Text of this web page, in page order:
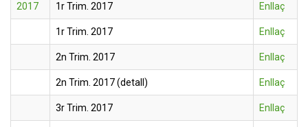
2017 1r Trim. 2017 Enllaç
1r Trim. 2017 Enllaç
2n Trim. 2017 Enllaç
2n Trim. 2017 (detall) Enllaç
3r Trim. 2017 Enllaç